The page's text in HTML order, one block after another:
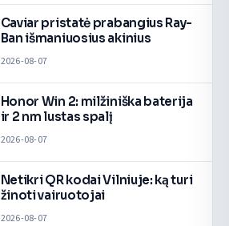
Caviar pristatė prabangius Ray-
Ban išmaniuosius akinius
2026-08-07
Honor Win 2: milžiniška baterija
ir 2 nm lustas spalį
2026-08-07
Netikri QR kodai Vilniuje: ką turi
žinoti vairuotojai
2026-08-07